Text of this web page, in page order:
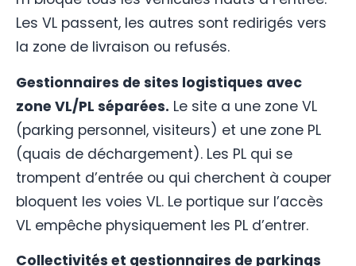
Les VL passent, les autres sont redirigés vers
la zone de livraison ou refusés.
Gestionnaires de sites logistiques avec
zone VL/PL séparées. Le site a une zone VL
(parking personnel, visiteurs) et une zone PL
(quais de déchargement). Les PL qui se
trompent d’entrée ou qui cherchent à couper
bloquent les voies VL. Le portique sur l’accès
VL empêche physiquement les PL d’entrer.
Collectivités et gestionnaires de parkings